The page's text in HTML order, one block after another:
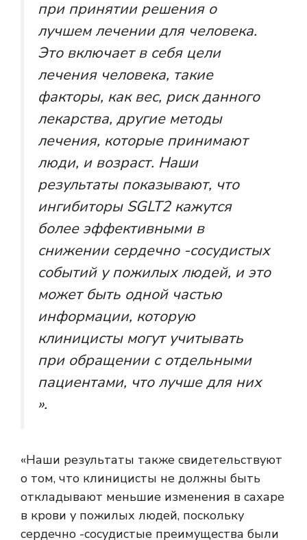
при принятии решения о
лучшем лечении для человека.
Это включает в себя цели
лечения человека, такие
факторы, как вес, риск данного
лекарства, другие методы
лечения, которые принимают
люди, и возраст. Наши
результаты показывают, что
ингибиторы SGLT2 кажутся
более эффективными в
снижении сердечно -сосудистых
событий у пожилых людей, и это
может быть одной частью
информации, которую
клиницисты могут учитывать
при обращении с отдельными
пациентами, что лучше для них
».
«Наши результаты также свидетельствуют
о том, что клиницисты не должны быть
откладывают меньшие изменения в сахаре
в крови у пожилых людей, поскольку
сердечно -сосудистые преимущества были